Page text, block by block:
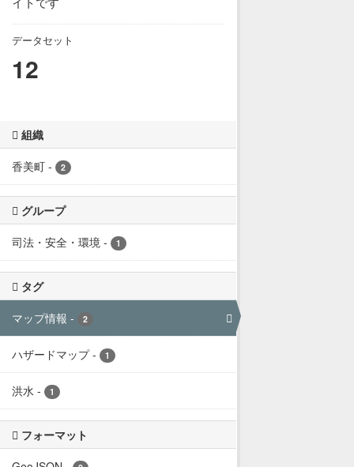
データセット
12
組織
香美町 - 2
グループ
司法・安全・環境 - 1
タグ
マップ情報 - 2
ハザードマップ - 1
洪水 - 1
フォーマット